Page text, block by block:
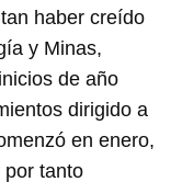
haber creído
y Minas,
de año
dirigido a
en enero,
por tanto